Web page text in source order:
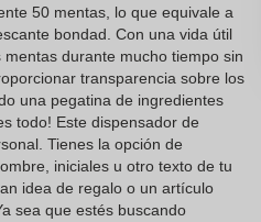
50 mentas, lo que equivale a
bondad. Con una vida útil
durante mucho tiempo sin
transparencia sobre los
una pegatina de ingredientes
todo! Este dispensador de
Tienes la opción de
iniciales u otro texto de tu
idea de regalo o un artículo
sea que estés buscando